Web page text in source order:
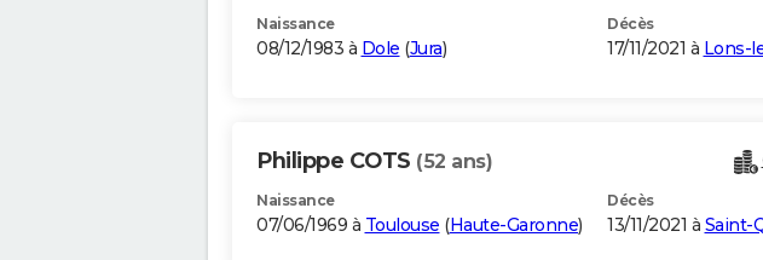
Naissance
08/12/1983 à Dole (Jura)
Décès
17/11/2021 à Lons-
Philippe COTS (52 ans)
Naissance
07/06/1969 à Toulouse (Haute-Garonne)
Décès
13/11/2021 à Saint-